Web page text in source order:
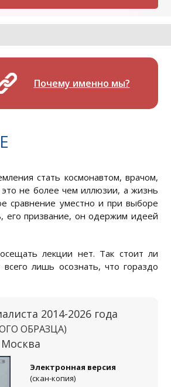
Почему именно мы?
стать космонавтом, врачом,
не более чем иллюзии, а жизнь
сравнение уместно и при выборе
его призвание, он одержим идеей
лекции нет. Так стоит ли
лишь осознать, что гораздо
2014-2026 года
ОБРАЗЦА)
Москва
Электронная версия
(скан-копия)